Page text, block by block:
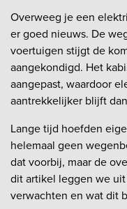
Overweeg je een
er goed nieuws. De
voertuigen stijgt de
aangekondigd. Het
aangepast, waardoor
aantrekkelijker blijft
Lange tijd hoefden
helemaal geen
dat voorbij, maar de
dit artikel leggen we
verwachten en wat dit